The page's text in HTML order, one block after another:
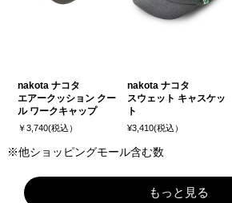
nakota ナコタ
エアークッション クー
ル ワークキャップ
￥3,740(税込）
nakota ナコタ
スウェット キャスケッ
ト
¥3,410(税込）
※他ショッピングモール含む数
もっと見る